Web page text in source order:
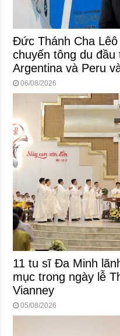
Đức Thánh Cha
chuyến tông du đầu
Argentina và Peru
06/08/2026
11 tu sĩ Đa Minh
mục trong ngày lễ
Vianney
05/08/2026